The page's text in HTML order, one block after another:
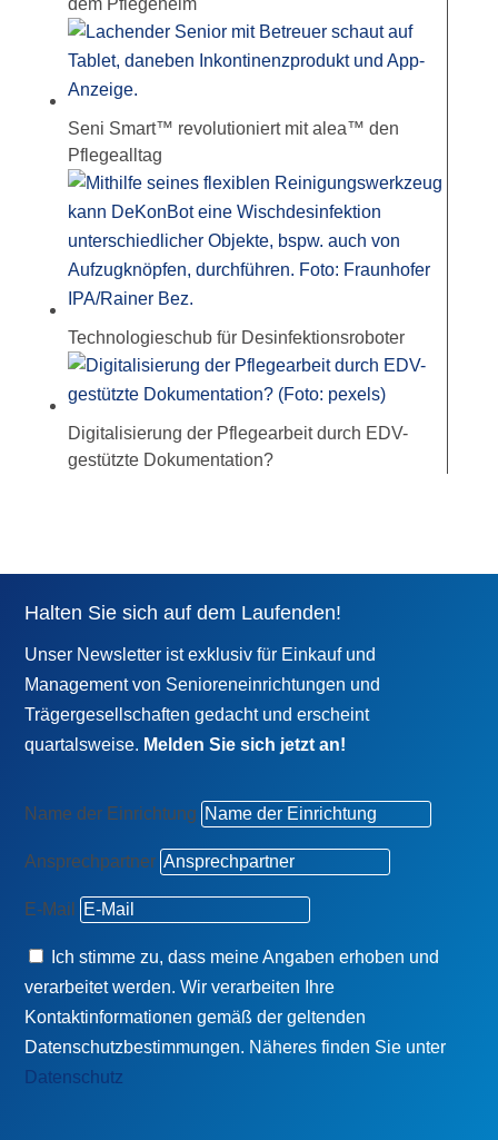
dem Pflegeheim
Seni Smart™ revolutioniert mit alea™ den
Pflegealltag
Technologieschub für Desinfektionsroboter
Digitalisierung der Pflegearbeit durch EDV-
gestützte Dokumentation?
Halten Sie sich auf dem Laufenden!
Unser Newsletter ist exklusiv für Einkauf und
Management von Senioreneinrichtungen und
Trägergesellschaften gedacht und erscheint
quartalsweise. Melden Sie sich jetzt an!
Name der Einrichtung
Ansprechpartner
E-Mail
Ich stimme zu, dass meine Angaben erhoben und
verarbeitet werden. Wir verarbeiten Ihre
Kontaktinformationen gemäß der geltenden
Datenschutzbestimmungen. Näheres finden Sie unter
Datenschutz